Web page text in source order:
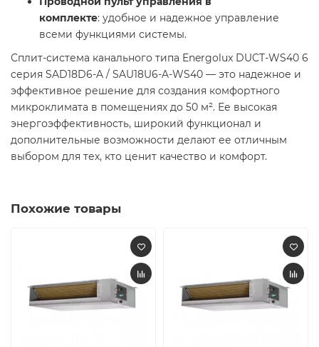
комплекте: удобное и надежное управление
всеми функциями системы.
Сплит-система канального типа Energolux DUCT-WS40 6
серия SAD18D6-A / SAU18U6-A-WS40 — это надежное и
эффективное решение для создания комфортного
микроклимата в помещениях до 50 м². Ее высокая
энергоэффективность, широкий функционал и
дополнительные возможности делают ее отличным
выбором для тех, кто ценит качество и комфорт.
Похожие товары